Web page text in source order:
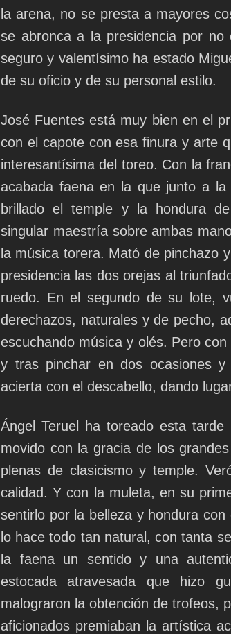
la arena, no se presta a mayores
se abronca a la presidencia por no
seguro y valentísimo ha estado
de su oficio y de su personal estilo.
José Fuentes está muy bien en el
con el capote con esa finura y arte
interesantísima del toreo. Con la
acabada faena en la que junto a
brillado el temple y la hondura
singular maestría sobre ambas
la música torera. Mató de pinchazo
presidencia las dos orejas al
ruedo. En el segundo de su lote,
derechazos, naturales y de pecho,
escuchando música y olés. Pero
y tras pinchar en dos ocasiones y
acierta con el descabello, dando
Ángel Teruel ha toreado esta
movido con la gracia de los
plenas de clasicismo y temple.
calidad. Y con la muleta, en su
sentirlo por la belleza y hondura
lo hace todo tan natural, con tanta
la faena un sentido y una
estocada atravesada que hizo
malograron la obtención de trofeos,
aficionados premiaban la artística